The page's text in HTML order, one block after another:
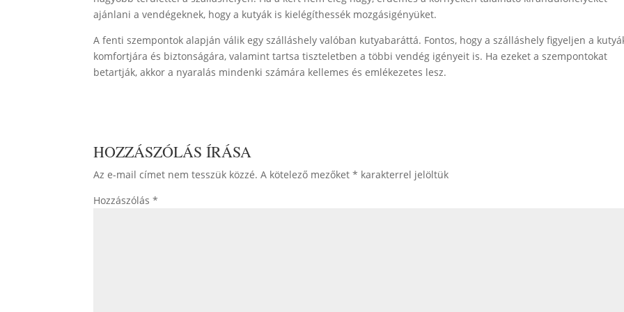
ajánlani a vendégeknek, hogy a kutyák is kielégíthessék mozgásigényüket.
A fenti szempontok alapján válik egy szálláshely valóban kutyabaráttá. Fontos, hogy a szálláshely figyeljen a
komfortjára és biztonságára, valamint tartsa tiszteletben a többi vendég igényeit is. Ha ezeket a szempontokat
betartják, akkor a nyaralás mindenki számára kellemes és emlékezetes lesz.
HOZZÁSZÓLÁS ÍRÁSA
Az e-mail címet nem tesszük közzé. A kötelező mezőket* karakterrel jelöltük
Hozzászólás*